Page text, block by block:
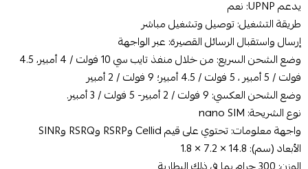
يدعم UPNP: نعم
طريقة التشغيل: توصيل وتشغيل مباشر
إرسال واستقبال الرسائل القصيرة: عبر الواجهة
وضع الشحن السريع: من خلال منفذ تايب سي 10 فولت / 4 أمبير، 4.5
فولت / 5 أمبير ، 5 فولت / 4.5 أمبير؛ 9 فولت / 2 أمبير
وضع الشحن العكسي: 9 فولت / 2 أمبير- 5 فولت / 3 أمبير.
نوع الشريحة: nano SIM
واجهة معلومات: تحتوي على قيم Cellid وRSRP وRSRQ وSINR
الأبعاد (سم): 14.8 × 7.2 × 1.8